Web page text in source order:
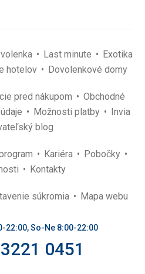
Last minute
Exotika
hotelov Dovolenkové domy
pred nákupom
Obchodné
Možnosti platby
Invia
blog
Kariéra
Pobočky
Kontakty
súkromia Mapa webu
22:00, So-Ne 8:00-22:00
0451